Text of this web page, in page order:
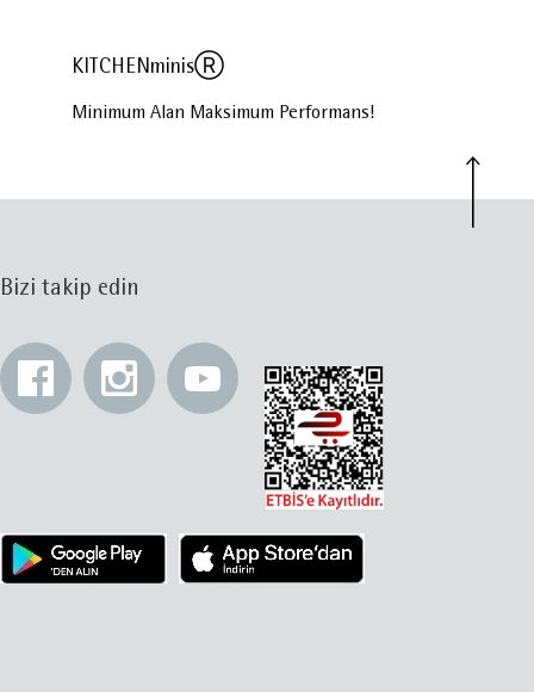
KITCHENminisⓇ
Minimum Alan Maksimum Performans!
Bizi takip edin